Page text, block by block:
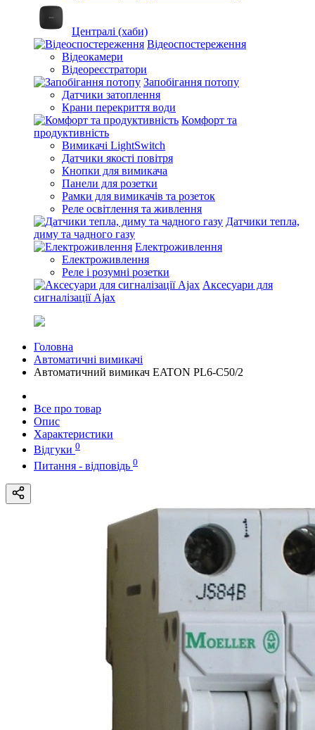
Централі (хаби)
Відеоспостереження
Відеокамери
Відеореєстратори
Запобігання потопу
Датчики затоплення
Крани перекриття води
Комфорт та
продуктивність
Вимикачі LightSwitch
Датчики якості повітря
Кнопки для вимикача
Панели для розетки
Рамки для вимикачів та розеток
Реле освітлення та живлення
Датчики тепла,
диму та чадного газу
Електроживлення
Електроживлення
Реле і розумні розетки
Аксесуари для
сигналізації Ajax
Головна
Автоматичні вимикачі
Автоматичний вимикач EATON PL6-C50/2
Все про товар
Опис
Характеристики
Відгуки 0
Питання - відповідь 0